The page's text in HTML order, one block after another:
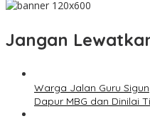
Jangan
Warga Jalan Guru
Dapur MBG dan Dinilai